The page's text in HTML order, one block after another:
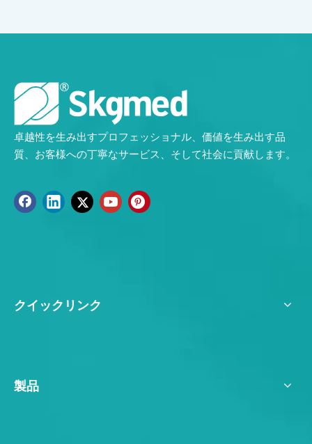
卓越性を生み出すプロフェッショナル、価値を生み出す品
質、お客様への丁寧なサービス、そして社会に貢献します。
クイックリンク
製品